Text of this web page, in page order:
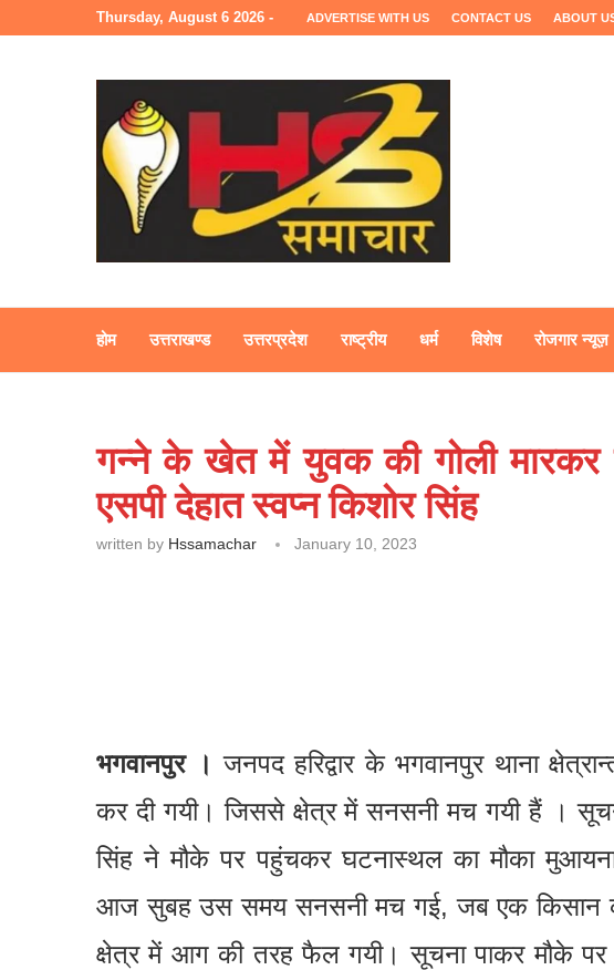
Thursday, August 6 2026 - ADVERTISE WITH US CONTACT US ABOUT
होम उत्तराखण्ड उत्तरप्रदेश राष्ट्रीय धर्म विशेष रोजगार न्यूज़
गन्ने के खेत में युवक की गोली मारकर
एसपी देहात स्वप्न किशोर सिंह
written by Hssamachar January 10, 2023
भगवानपुर ।जनपद हरिद्वार के भगवानपुर थाना
कर दी गयी। जिससे क्षेत्र में सनसनी मच गयी हैं ।
सिंह ने मौके पर पहुंचकर घटनास्थल का मौका
आज सुबह उस समय सनसनी मच गई, जब एक किसान
क्षेत्र में आग की तरह फैल गयी। सूचना पाकर मौके